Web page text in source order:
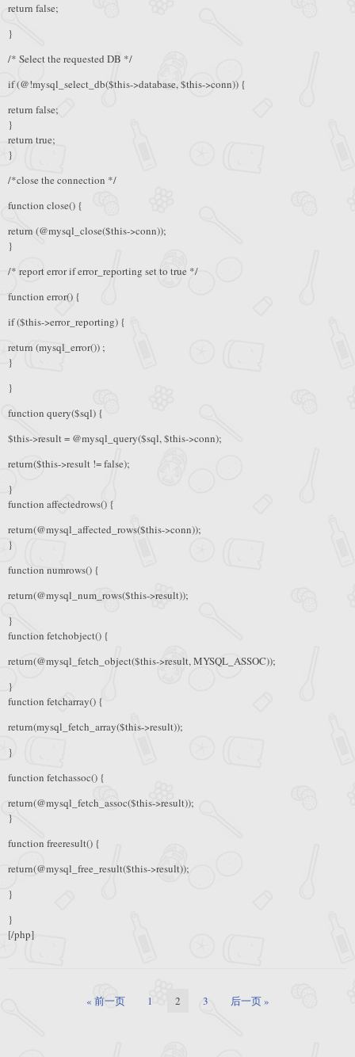
return false;
}
/* Select the requested DB */
if (@!mysql_select_db($this->database, $this->conn)) {
return false;
}
return true;
}
/*close the connection */
function close() {
return (@mysql_close($this->conn));
}
/* report error if error_reporting set to true */
function error() {
if ($this->error_reporting) {
return (mysql_error()) ;
}
}
function query($sql) {
$this->result = @mysql_query($sql, $this->conn);
return($this->result != false);
}
function affectedrows() {
return(@mysql_affected_rows($this->conn));
}
function numrows() {
return(@mysql_num_rows($this->result));
}
function fetchobject() {
return(@mysql_fetch_object($this->result, MYSQL_ASSOC));
}
function fetcharray() {
return(mysql_fetch_array($this->result));
}
function fetchassoc() {
return(@mysql_fetch_assoc($this->result));
}
function freeresult() {
return(@mysql_free_result($this->result));
}
}
[/php]
« 前一页 1 2 3 后一页 »